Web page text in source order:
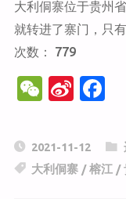
大利侗寨位于贵州
就转进了寨门，只
次数： 779
W
C
h
Si
a
W
c
e
2021-11-12
大利侗寨 /榕江 /